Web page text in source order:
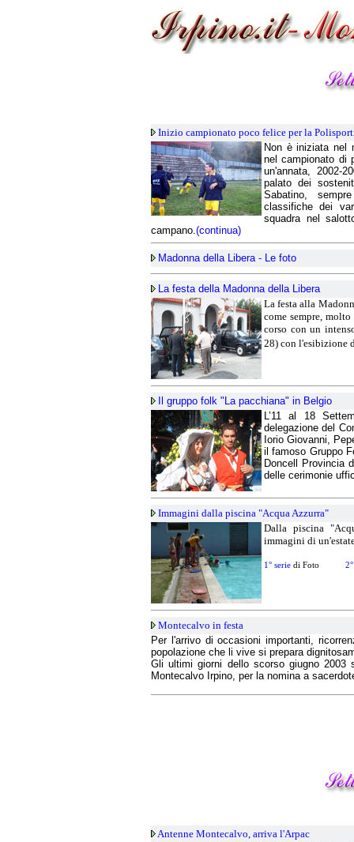
Inizio campionato poco felice per la
Non è iniziata nel
nel campionato di
un'annata, 2002-
palato dei
Sabatino,
classifiche dei
squadra nel
campano.(continua)
Madonna della Libera - Le foto
La festa della Madonna della Libera
La festa alla
come sempre,
corso con un
28) con l'esibizione
Il gruppo folk "La pacchiana" in Belgio
L’11 al 18
delegazione del
Iorio Giovanni,
il famoso Gruppo
Doncell Provincia
delle cerimonie
Immagini dalla piscina "Acqua Azzurra"
Dalla piscina
immagini di
1° serie di Foto
Montecalvo in festa
Per l'arrivo di occasioni importanti,
popolazione che li vive si prepara
Gli ultimi giorni dello scorso giugno
Montecalvo Irpino, per la nomina a
Antenne Montecalvo, arriva l'Arpac